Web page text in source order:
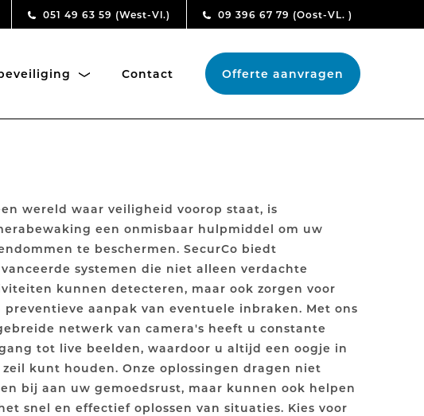
051 49 63 59 (West-Vl.) 09 396 67 79 (Oost-VL. )
Contact Offerte aanvragen
wereld waar veiligheid voorop staat, is
een onmisbaar hulpmiddel om uw
te beschermen. SecurCo biedt
systemen die niet alleen verdachte
kunnen detecteren, maar ook zorgen voor
preventieve aanpak van eventuele inbraken. Met ons
netwerk van camera's heeft u constante
tot live beelden, waardoor u altijd een oogje in
kunt houden. Onze oplossingen dragen niet
bij aan uw gemoedsrust, maar kunnen ook helpen
snel en effectief oplossen van situaties. Kies voor